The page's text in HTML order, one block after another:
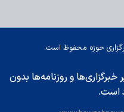
حوزه محفوظ است.
و روزنامه‌ها بدون
است.